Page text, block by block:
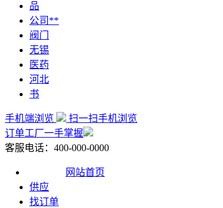
品
公司**
阀门
无锡
医药
河北
书
手机端浏览
扫一扫手机浏览
订单工厂一手掌握
客服电话：400-000-0000
网站首页
供应
找订单